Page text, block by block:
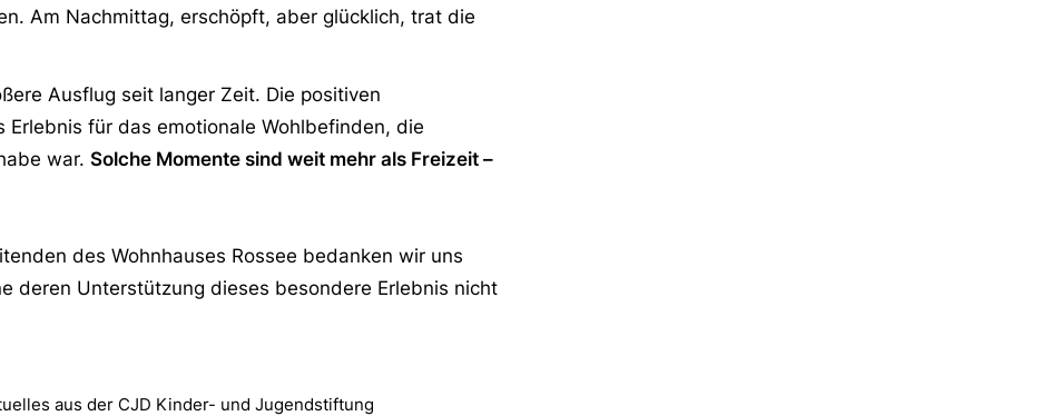
Am Nachmittag, erschöpft, aber glücklich, trat die
Ausflug seit langer Zeit. Die positiven
für das emotionale Wohlbefinden, die
war. Solche Momente sind weit mehr als Freizeit –
des Wohnhauses Rossee bedanken wir uns
deren Unterstützung dieses besondere Erlebnis nicht
aus der CJD Kinder- und Jugendstiftung